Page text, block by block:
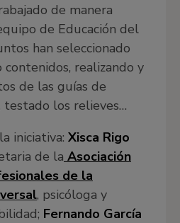
de manera
de Educación del
han seleccionado
realizando y
de las guías de
los relieves…
iniciativa: Xisca Rigo
de la Asociación
de la
, psicóloga y
Fernando García